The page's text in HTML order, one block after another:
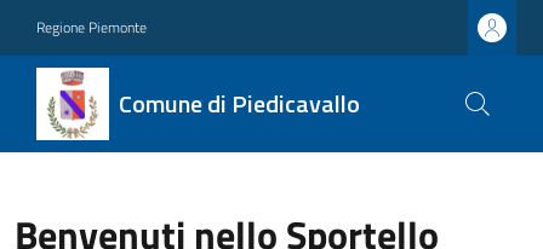
Regione Piemonte
Comune di Piedicavallo
Benvenuti nello Sportello